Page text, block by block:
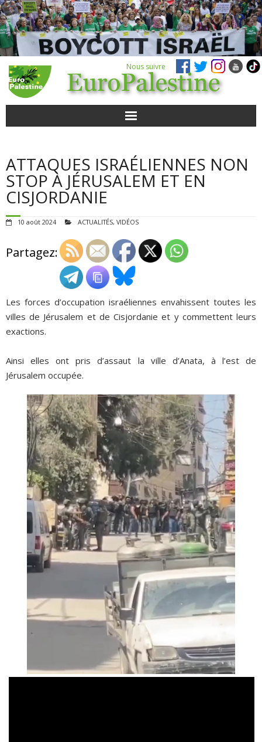
Nous suivre
POUR AGIR
AGENDA
QUI SOMMES-NOUS ?
ADHÉSIONS, DONS, CONTACT
ATTAQUES ISRAÉLIENNES NON
STOP À JÉRUSALEM ET EN
CISJORDANIE
10 août 2024 ACTUALITÉS, VIDÉOS
Partagez:
Les forces d’occupation israéliennes envahissent toutes les
villes de Jérusalem et de Cisjordanie et y commettent leurs
exactions.
Ainsi elles ont pris d’assaut la ville d’Anata, à l’est de
Jérusalem occupée.